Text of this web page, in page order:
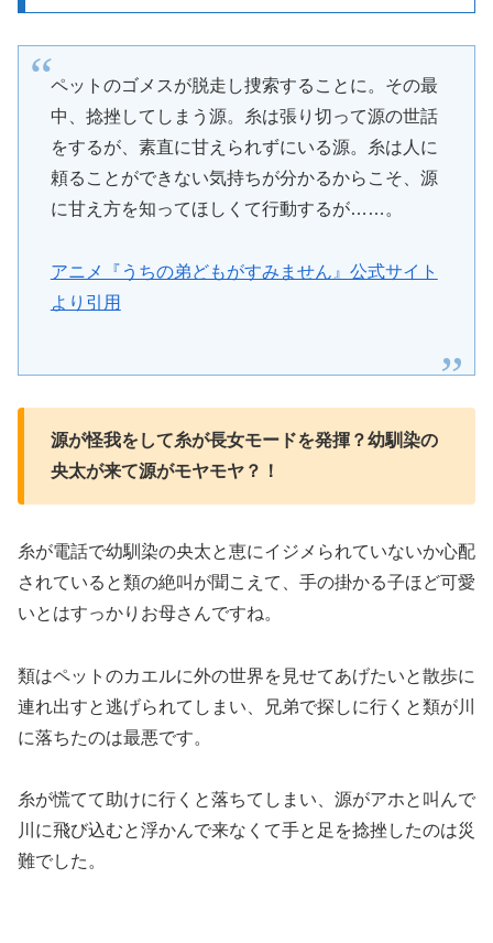
ペットのゴメスが脱走し捜索することに。その最
中、捻挫してしまう源。糸は張り切って源の世話
をするが、素直に甘えられずにいる源。糸は人に
頼ることができない気持ちが分かるからこそ、源
に甘え方を知ってほしくて行動するが……。
アニメ『うちの弟どもがすみません』公式サイト
より引用
源が怪我をして糸が長女モードを発揮？幼馴染の
央太が来て源がモヤモヤ？！
糸が電話で幼馴染の央太と恵にイジメられていないか心配
されていると類の絶叫が聞こえて、手の掛かる子ほど可愛
いとはすっかりお母さんですね。
類はペットのカエルに外の世界を見せてあげたいと散歩に
連れ出すと逃げられてしまい、兄弟で探しに行くと類が川
に落ちたのは最悪です。
糸が慌てて助けに行くと落ちてしまい、源がアホと叫んで
川に飛び込むと浮かんで来なくて手と足を捻挫したのは災
難でした。